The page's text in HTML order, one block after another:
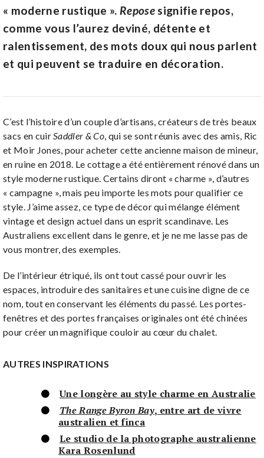
« moderne rustique ». Reposesignifie repos,
comme vous l’aurez deviné, détente et
ralentissement, des mots doux qui nous parlent
et qui peuvent se traduire en décoration.
C’est l’histoire d’un couple d’artisans, créateurs de très beaux
sacs en cuirSaddler & Co, qui se sont réunis avec des amis, Ric
et Moir Jones, pour acheter cette ancienne maison de mineur,
en ruine en 2018. Le cottage a été entièrement rénové dans un
style moderne rustique. Certains diront « charme », d’autres
« campagne », mais peu importe les mots pour qualifier ce
style. J’aime assez, ce type de décor qui mélange élément
vintage et design actuel dans un esprit scandinave. Les
Australiens excellent dans le genre, et je ne me lasse pas de
vous montrer, des exemples.
De l’intérieur étriqué, ils ont tout cassé pour ouvrir les
espaces, introduire des sanitaires et une cuisine digne de ce
nom, tout en conservant les éléments du passé. Les portes-
fenêtres et des portes françaises originales ont été chinées
pour créer un magnifique couloir au cœur du chalet.
AUTRES INSPIRATIONS
Une longère au style charme en Australie
The Range Byron Bay, entre art de vivre
australien et finca
Le studio de la photographe australienne
Kara Rosenlund